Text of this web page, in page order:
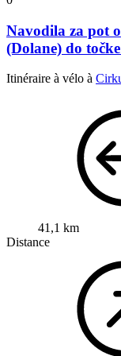
Navodila za pot
(Dolane) do
Itinéraire à vélo à
41,1 km
Distance